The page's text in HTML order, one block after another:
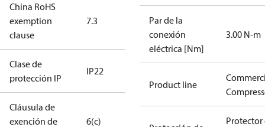
China RoHS
exemption
clause
7.3
Clase de
protección IP
IP22
Cláusula de
exención de
6(c)
Par de la
conexión
eléctrica [Nm]
3.00 N-m
Product line
Protector